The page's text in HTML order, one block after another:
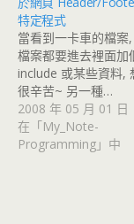
特定程式
當看到一卡車的檔案
檔案都要進去裡面加
include 或某些資料,
很辛苦~ 另一種…
2008 年 05 月 01 日
在「My_Note-
Programming」中